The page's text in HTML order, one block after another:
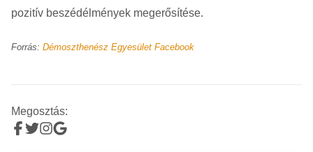
pozitív beszédélmények megerősítése.
Forrás: Démoszthenész Egyesület Facebook
Megosztás: